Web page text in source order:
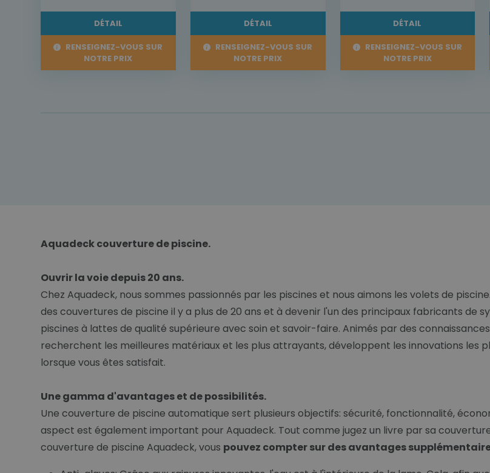
DÉTAIL
RENSEIGNEZ-VOUS SUR
NOTRE PRIX
DÉTAIL
RENSEIGNEZ-VOUS SUR
NOTRE PRIX
DÉTAIL
RENSEIGNEZ-VOUS SUR
NOTRE PRIX
Aquadeck couverture de piscine.
Ouvrir la voie depuis 20 ans.
Chez Aquadeck, nous sommes passionnés par les piscines et nous aimons les volets de
des couvertures de piscine il y a plus de 20 ans et à devenir l'un des principaux fabricants de
piscines à lattes de qualité supérieure avec soin et savoir-faire. Animés par des
recherchent les meilleures matériaux et les plus attrayants, développent les innovations les
lorsque vous êtes satisfait.
Une gamma d'avantages et de possibilités.
Une couverture de piscine automatique sert plusieurs objectifs: sécurité, fonctionnalité,
aspect est également important pour Aquadeck. Tout comme jugez un livre par sa
couverture de piscine Aquadeck, vous pouvez compter sur des avantages